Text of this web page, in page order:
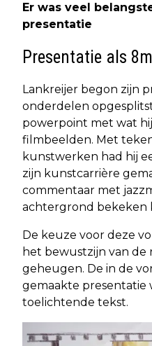
Er was veel
presentatie
Presentatie als
Lankreijer begon zijn
onderdelen
powerpoint met wat
filmbeelden. Met
kunstwerken had hij
zijn kunstcarrière
commentaar met
achtergrond bekeken
De keuze voor deze
het bewustzijn van de
geheugen. De in de
gemaakte presentatie
toelichtende tekst.